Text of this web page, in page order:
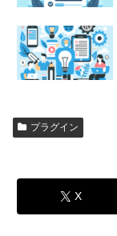
プラグイン
X